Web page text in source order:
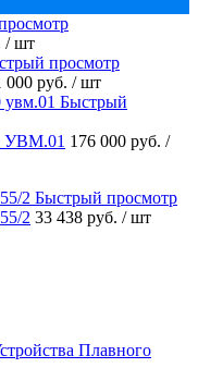
/ шт
просмотр
000 руб. / шт
Быстрый
УВМ.01 176 000 руб. /
Быстрый просмотр
2 33 438 руб. / шт
Плавного